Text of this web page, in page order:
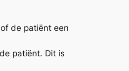
de patiënt een
patiënt. Dit is